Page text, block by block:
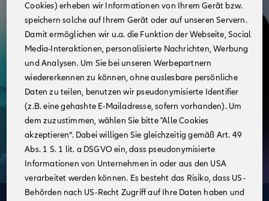
Cookies) erheben wir Informationen von Ihrem Gerät bzw.
speichern solche auf Ihrem Gerät oder auf unseren Servern.
Damit ermöglichen wir u.a. die Funktion der Webseite, Social
Media-Interaktionen, personalisierte Nachrichten, Werbung
und Analysen. Um Sie bei unseren Werbepartnern
wiedererkennen zu können, ohne auslesbare persönliche
Daten zu teilen, benutzen wir pseudonymisierte Identifier
(z.B. eine gehashte E-Mailadresse, sofern vorhanden). Um
dem zuzustimmen, wählen Sie bitte "Alle Cookies
akzeptieren“. Dabei willigen Sie gleichzeitig gemäß Art. 49
Abs. 1 S. 1 lit. a DSGVO ein, dass pseudonymisierte
Informationen von Unternehmen in oder aus den USA
verarbeitet werden können. Es besteht das Risiko, dass US-
Behörden nach US-Recht Zugriff auf Ihre Daten haben und